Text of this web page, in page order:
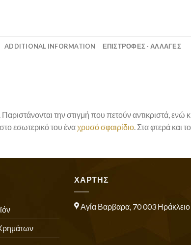
ADDITIONAL INFORMATION ΕΠΙΣΤΡΟΦΕΣ - ΑΛΛΑΓΕΣ
την στιγμή που πετούν αντικριστά,
εσωτερικό του έναχρυσό σφαιρίδιο. Στα φτερά και
ΧΑΡΤΗΣ
Αγία Βαρβαρα, 70 003